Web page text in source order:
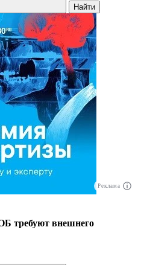
Найти
Реклама
требуют внешнего